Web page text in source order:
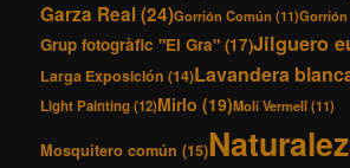
Garza Real(24)Gorrión Común (11)
Grup fotogràfic "El Gra" (17)Jilguero
Larga Exposición (14)Lavandera
Light Painting(12)Mirlo (19)Molí Vermell(11)
Mosquitero común (15)